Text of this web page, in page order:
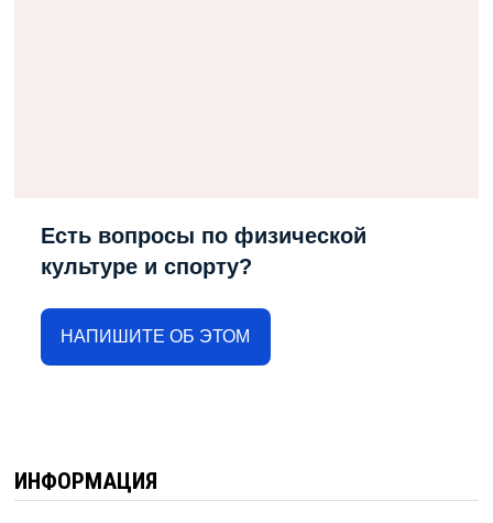
Есть вопросы по физической
культуре и спорту?
НАПИШИТЕ ОБ ЭТОМ
ИНФОРМАЦИЯ